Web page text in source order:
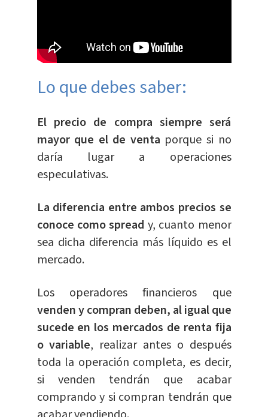
Lo que debes saber:
El precio de compra siempre será
mayor que el de venta porque si no
daría lugar a operaciones
especulativas.
La diferencia entre ambos precios se
conoce como spread y, cuanto menor
sea dicha diferencia más líquido es el
mercado.
Los operadores financieros que
venden y compran deben, al igual que
sucede en los mercados de renta fija
o variable, realizar antes o después
toda la operación completa, es decir,
si venden tendrán que acabar
comprando y si compran tendrán que